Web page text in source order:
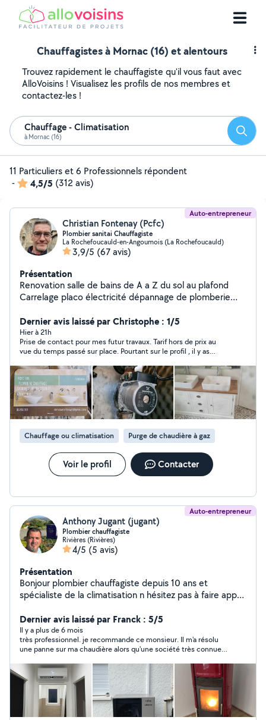
Chauffagistes à Mornac (16) et alentours
Trouvez rapidement le chauffagiste qu'il vous faut avec
AlloVoisins ! Visualisez les profils de nos membres et
contactez-les !
Chauffage - Climatisation
à Mornac (16)
11 Particuliers et 6 Professionnels répondent
-
4,5/5 (312 avis)
Auto-entrepreneur
Christian Fontenay (Pcfc)
Plombier sanitai Chauffagiste
La Rochefoucauld-en-Angoumois (La Rochefoucauld)
3,9/5 (67 avis)
Présentation
Renovation salle de bains de A a Z du sol au plafond
Carrelage placo électricité dépannage de plomberie
remplacement devis plomberie sanitaire Chauffage
zinguerie
Dernier avis laissé par Christophe : 1/5
Hier à 21h
Prise de contact pour mes futur travaux. Tarif hors de prix au
vue du temps passé sur place. Pourtant sur le profil , il y as
Chauffage ou climatisation Purge de chaudière à gaz
Voir le profil Contacter
Auto-entrepreneur
Anthony Jugant (jugant)
Plombier chauffagiste
Rivières (Rivières)
4/5 (5 avis)
Présentation
Bonjour plombier chauffagiste depuis 10 ans et
spécialiste de la climatisation n hésitez pas à faire appel
Dernier avis laissé par Franck : 5/5
Il y a plus de 6 mois
très professionnel. je recommande ce monsieur. Il m'a résolu
une panne sur ma chaudière alors qu'une société très connue
sincèrement Anthony J. est un vrai professionnel